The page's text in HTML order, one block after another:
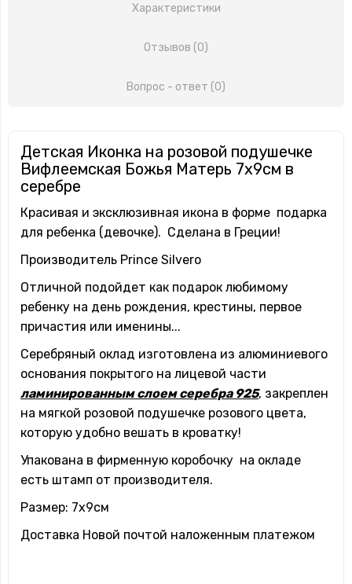
Характеристики
Отзывов (0)
Вопрос - ответ (0)
Детская Иконка на розовой подушечке
Вифлеемская Божья Матерь 7х9см в
серебре
Красивая и эксклюзивная икона в форме подарка
для ребенка (девочке). Сделана в Греции!
Производитель Prince Silvero
Отличной подойдет как подарок любимому
ребенку на день рождения, крестины, первое
причастия или именины...
Серебряный оклад изготовлена из алюминиевого
основания покрытого на лицевой части
ламинированным слоем серебра 925, закреплен
на мягкой розовой подушечке розового цвета,
которую удобно вешать в кроватку!
Упакована в фирменную коробочку на окладе
есть штамп от производителя.
Размер: 7х9см
Доставка Новой почтой наложенным платежом